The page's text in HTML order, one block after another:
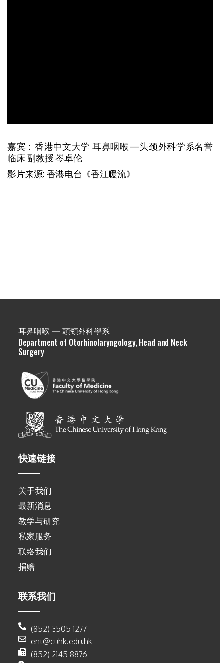
嘉宾：香港中文大学 耳鼻咽喉—头颈外科学系名誉
临床 副教授 岑卓伦
影片来源: 香港电台《香江暖流》
耳鼻咽喉 — 頭頸外科學系
Department of Otorhinolaryngology, Head and Neck
Surgery
快速链接
关于我们
最新消息
教学与研究
私家服务
联络我们
捐赠
联系我们
(852) 3505 1277
ent@cuhk.edu.hk
(852) 2145 8876